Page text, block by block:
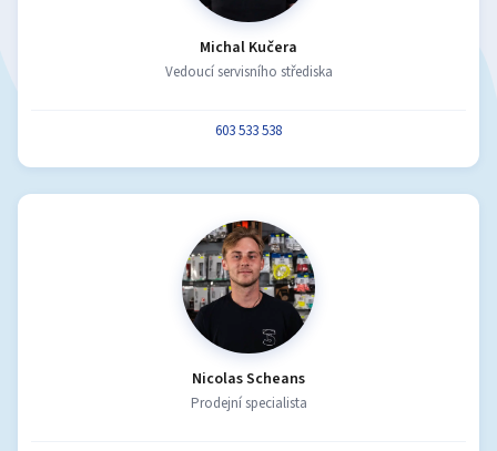
Michal Kučera
Vedoucí servisního střediska
603 533 538
Nicolas Scheans
Prodejní specialista